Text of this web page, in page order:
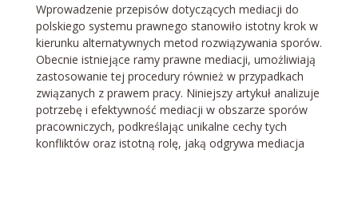
Wprowadzenie przepisów dotyczących mediacji do
polskiego systemu prawnego stanowiło istotny krok w
kierunku alternatywnych metod rozwiązywania sporów.
Obecnie istniejące ramy prawne mediacji, umożliwiają
zastosowanie tej procedury również w przypadkach
związanych z prawem pracy. Niniejszy artykuł analizuje
potrzebę i efektywność mediacji w obszarze sporów
pracowniczych, podkreślając unikalne cechy tych
konfliktów oraz istotną rolę, jaką odgrywa mediacja